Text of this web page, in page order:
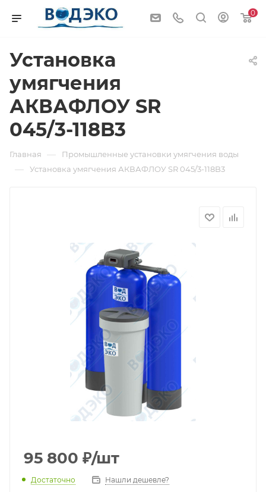
0
Установка
умягчения
АКВАФЛОУ SR
045/3-118B3
Главная — Промышленные установки умягчения воды
— Установка умягчения АКВАФЛОУ SR 045/3-118B3
95 800 ₽/шт
Достаточно Нашли дешевле?